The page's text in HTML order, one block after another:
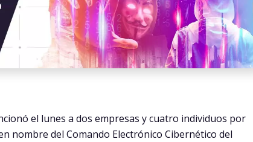
el lunes a dos empresas y cuatro individuos por
nombre del Comando Electrónico Cibernético del